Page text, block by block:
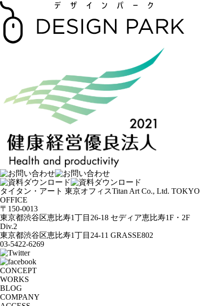
タイタン・アート 東京オフィスTitan Art Co., Ltd. TOKYO
OFFICE
〒150-0013
東京都渋谷区恵比寿1丁目26-18 セディア恵比寿1F・2F
Div.2
東京都渋谷区恵比寿1丁目24-11 GRASSE802
03-5422-6269
CONCEPT
WORKS
BLOG
COMPANY